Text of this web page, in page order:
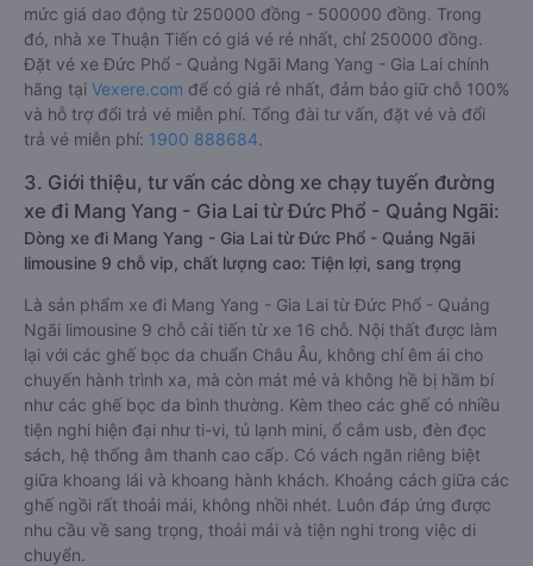
mức giá dao động từ 250000 đồng - 500000 đồng. Trong
đó, nhà xe Thuận Tiến có giá vé rẻ nhất, chỉ 250000 đồng.
Đặt vé xe Đức Phổ - Quảng Ngãi Mang Yang - Gia Lai chính
hãng tại Vexere.com để có giá rẻ nhất, đảm bảo giữ chỗ 100%
và hỗ trợ đổi trả vé miễn phí. Tổng đài tư vấn, đặt vé và đổi
trả vé miễn phí: 1900 888684.
3. Giới thiệu, tư vấn các dòng xe chạy tuyến đường
xe đi Mang Yang - Gia Lai từ Đức Phổ - Quảng Ngãi:
Dòng xe đi Mang Yang - Gia Lai từ Đức Phổ - Quảng Ngãi
limousine 9 chỗ vip, chất lượng cao: Tiện lợi, sang trọng
Là sản phẩm xe đi Mang Yang - Gia Lai từ Đức Phổ - Quảng
Ngãi limousine 9 chỗ cải tiến từ xe 16 chỗ. Nội thất được làm
lại với các ghế bọc da chuẩn Châu Âu, không chỉ êm ái cho
chuyến hành trình xa, mà còn mát mẻ và không hề bị hầm bí
như các ghế bọc da bình thường. Kèm theo các ghế có nhiều
tiện nghi hiện đại như ti-vi, tủ lạnh mini, ổ cắm usb, đèn đọc
sách, hệ thống âm thanh cao cấp. Có vách ngăn riêng biệt
giữa khoang lái và khoang hành khách. Khoảng cách giữa các
ghế ngồi rất thoải mái, không nhồi nhét. Luôn đáp ứng được
nhu cầu về sang trọng, thoải mái và tiện nghi trong việc di
chuyển.